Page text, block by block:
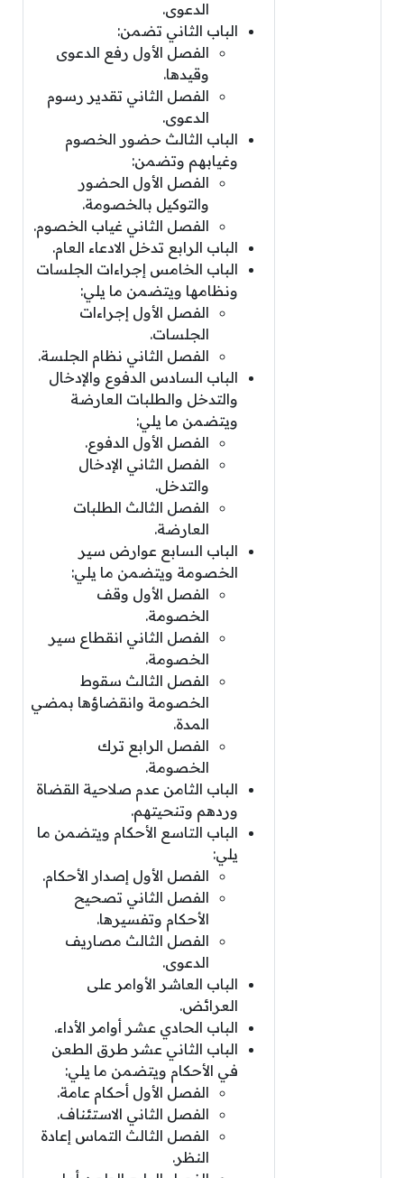
الدعوى.
الباب الثاني تضمن:
الفصل الأول رفع الدعوى
وقيدها.
الفصل الثاني تقدير رسوم
الدعوى.
الباب الثالث حضور الخصوم
وغيابهم وتضمن:
الفصل الأول الحضور
والتوكيل بالخصومة.
الفصل الثاني غياب الخصوم.
الباب الرابع تدخل الادعاء العام.
الباب الخامس إجراءات الجلسات
ونظامها ويتضمن ما يلي:
الفصل الأول إجراءات
الجلسات.
الفصل الثاني نظام الجلسة.
الباب السادس الدفوع والإدخال
والتدخل والطلبات العارضة
ويتضمن ما يلي:
الفصل الأول الدفوع.
الفصل الثاني الإدخال
والتدخل.
الفصل الثالث الطلبات
العارضة.
الباب السابع عوارض سير
الخصومة ويتضمن ما يلي:
الفصل الأول وقف
الخصومة.
الفصل الثاني انقطاع سير
الخصومة.
الفصل الثالث سقوط
الخصومة وانقضاؤها بمضي
المدة.
الفصل الرابع ترك
الخصومة.
الباب الثامن عدم صلاحية القضاة
وردهم وتنحيتهم.
الباب التاسع الأحكام ويتضمن ما
يلي:
الفصل الأول إصدار الأحكام.
الفصل الثاني تصحيح
الأحكام وتفسيرها.
الفصل الثالث مصاريف
الدعوى.
الباب العاشر الأوامر على
العرائض.
الباب الحادي عشر أوامر الأداء.
الباب الثاني عشر طرق الطعن
في الأحكام ويتضمن ما يلي:
الفصل الأول أحكام عامة.
الفصل الثاني الاستئناف.
الفصل الثالث التماس إعادة
النظر.